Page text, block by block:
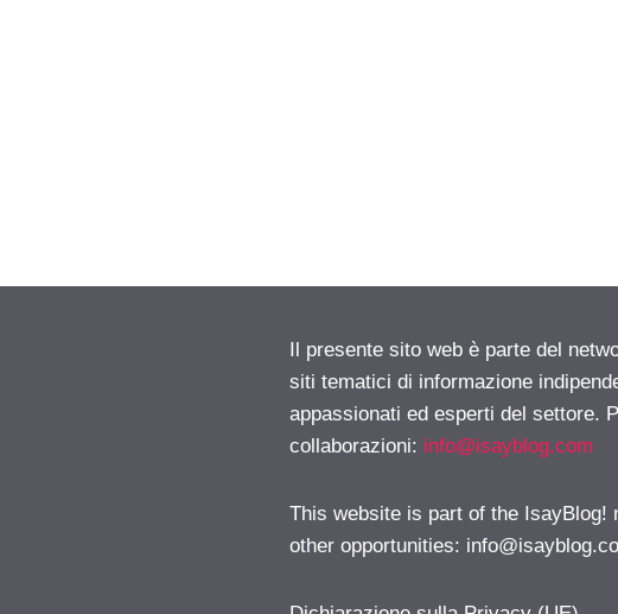
Il presente sito web è parte del
siti tematici di informazione
appassionati ed esperti del settore.
collaborazioni: info@isayblog.com
This website is part of the IsayBlog!
other opportunities: